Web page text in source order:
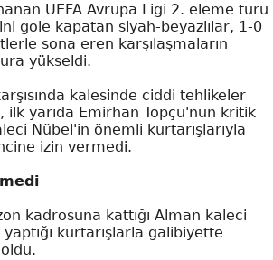
UEFA Avrupa Ligi 2. eleme turu
gole kapatan siyah-beyazlılar, 1-0
sona eren karşılaşmaların
yükseldi.
kalesinde ciddi tehlikeler
ilk yarıda Emirhan Topçu'nun kritik
Nübel'in önemli kurtarışlarıyla
izin vermedi.
kadrosuna kattığı Alman kaleci
kurtarışlarla galibiyette